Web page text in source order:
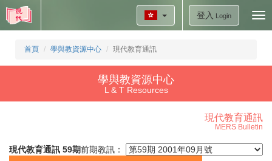
登入 Login
首頁 學與教資源中心 現代教育通訊
學與教資源中心
L & T Resources
現代教育通訊
MERS Bulletin
現代教育通訊 59期前期教訊：